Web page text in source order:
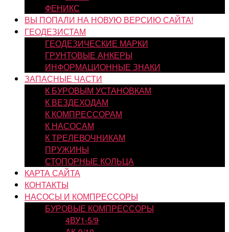
ФЕНИКС
ВЫ ПОПАЛИ НА НОВУЮ ВЕРСИЮ САЙТА!
ГЕОДЕЗИСТАМ
ГЕОДЕЗИЧЕСКИЕ МАРКИ
ГРУНТОВЫЕ АНКЕРЫ
ИНФОРМАЦИОННЫЕ ЗНАКИ
ЗАПАСНЫЕ ЧАСТИ
К БУРОВЫМ УСТАНОВКАМ
К ВЕЗДЕХОДАМ
К КОМПРЕССОРАМ
К НАСОСАМ
К ТРЕЛЕВОЧНИКАМ
ПРУЖИНЫ
СТОПОРНЫЕ КОЛЬЦА
КАРТА САЙТА
КОНТАКТЫ
НАСОСЫ И КОМПРЕССОРЫ
БУРОВЫЕ КОМПРЕССОРЫ
4ВУ1-5/9